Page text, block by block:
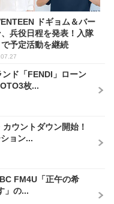
ドギョム＆バー
、兵役日程を発表！入隊
予定活動を継続
ド「FENDI」ローン
枚...
ウントダウン開始！
ョン...
FM4U「正午の希
」の...